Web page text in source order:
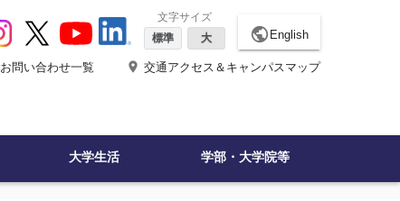
文字サイズ
標準
大 public English
お問い合わせ一覧 place 交通アクセス＆キャンパスマップ
大学生活 学部・大学院等